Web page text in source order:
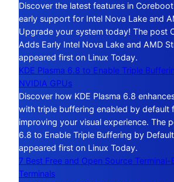
Discover the latest features in
early support for Intel Nova Lake and
Upgrade your system today! The post
Adds Early Intel Nova Lake and AMD
appeared first on Linux Today.
KDE Plasma 6.8 to Enable Triple
NVIDIA GPUs
Discover how KDE Plasma 6.8
with triple buffering enabled by default
improving your visual experience. The
6.8 to Enable Triple Buffering by
appeared first on Linux Today.
7 Best Free and Open Source Terminal-
Terminals